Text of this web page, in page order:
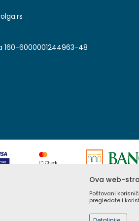
160-6000001244963-48
da budemo što precizniji u opisu
naše ponude i ne podrazumeva da su
Ova web-
Poštovani
pregledate i